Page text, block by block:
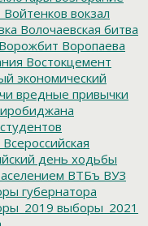
Войтенков вокзал
Волочаевская битва
Ворожбит Воропаева
Востокцемент
экономический
вредные привычки
Всероссийская
день ходьбы
ВТБъ ВУЗ
губернатора
выборы_2021